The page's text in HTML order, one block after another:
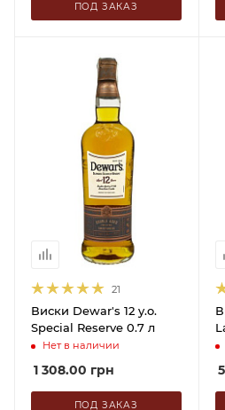
ПОД ЗАКАЗ
21
Виски Dewar's 12 y.o.
Special Reserve 0.7 л
Нет в наличии
1 308.00 грн
ПОД ЗАКАЗ